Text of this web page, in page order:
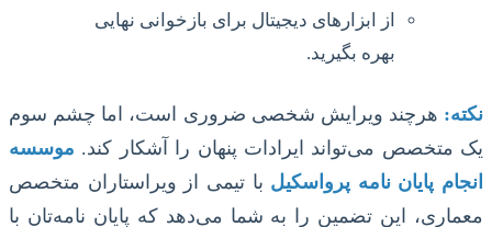
از ابزارهای دیجیتال برای بازخوانی نهایی
بهره بگیرید.
نکته: هرچند ویرایش شخصی ضروری است، اما چشم سوم
یک متخصص می‌تواند ایرادات پنهان را آشکار کند. موسسه
انجام پایان نامه پرواسکیل با تیمی از ویراستاران متخصص
معماری، این تضمین را به شما می‌دهد که پایان نامه‌تان با